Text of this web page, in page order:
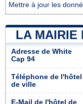
Mettre à jour les
LA MAIRIE
Adresse de White
Cap 94
Téléphone de l'hôtel
de ville
E-Mail de l'hôtel de